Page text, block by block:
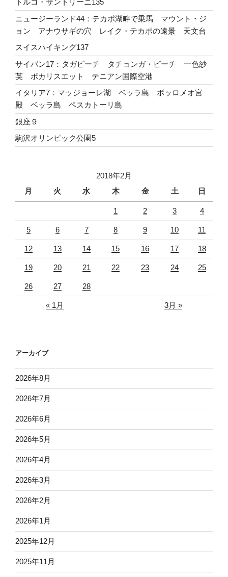
トルコ・サントリーニ135
ニュージーランド44：テカポ湖畔で乗馬 マウント・ジ
ョン アナウサギの穴 レイク・テカポの遠景 天文台
スイスハイキング137
サイパン17：タガビーチ タチョンガ・ビーチ 一色紗
英 ポカリスエット テニアン国際空港
イタリア7：マッジョーレ湖 ベッラ島 ボッロメオ宮
殿 ベッラ島 ペスカトーリ島
銀座９
駒沢オリンピック公園5
2018年2月
月
火 水 木 金 土 日
1 2 3 4
5 6 7 8 9 10 11
12 13 14 15 16 17 18
19 20 21 22 23 24 25
26 27 28
« 1月 3月 »
アーカイブ
2026年8月
2026年7月
2026年6月
2026年5月
2026年4月
2026年3月
2026年2月
2026年1月
2025年12月
2025年11月